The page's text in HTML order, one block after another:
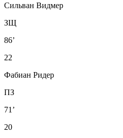
Сильван Видмер
ЗЩ
86’
22
Фабиан Ридер
ПЗ
71’
20